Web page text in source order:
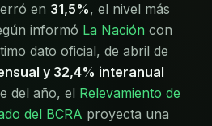
en 31,5%, el nivel más
informó La Nación con
dato oficial, de abril de
y 32,4% interanual
del año, el Relevamiento de
del BCRA proyecta una